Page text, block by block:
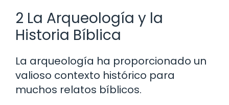
2 La Arqueología y la
Historia Bíblica
La arqueología ha proporcionado un
valioso contexto histórico para
muchos relatos bíblicos.